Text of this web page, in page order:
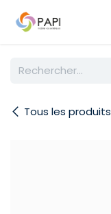
Tous les produits